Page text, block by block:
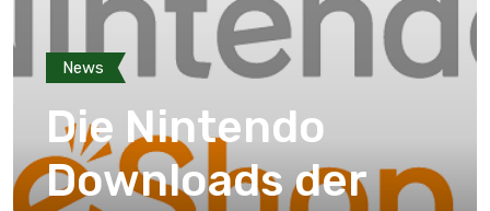
News
Die Nintendo
Downloads der